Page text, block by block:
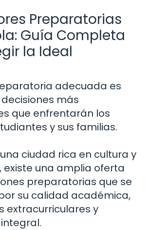
Preparatorias
Guía Completa
la Ideal
adecuada es
más
que enfrentarán los
y sus familias.
una ciudad rica en cultura y
existe una amplia oferta
preparatorias que se
su calidad académica,
extracurriculares y